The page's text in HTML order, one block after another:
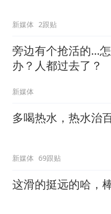
新媒体 2跟贴
旁边有个抢活的…
办？人都过去了？
新媒体
多喝热水，热水治
新媒体 69跟贴
这滑的挺远的哈，